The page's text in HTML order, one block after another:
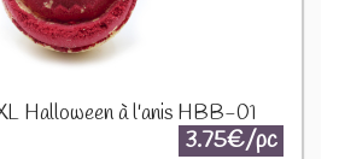
Halloween à l'anis HBB-01
3.75€/pc